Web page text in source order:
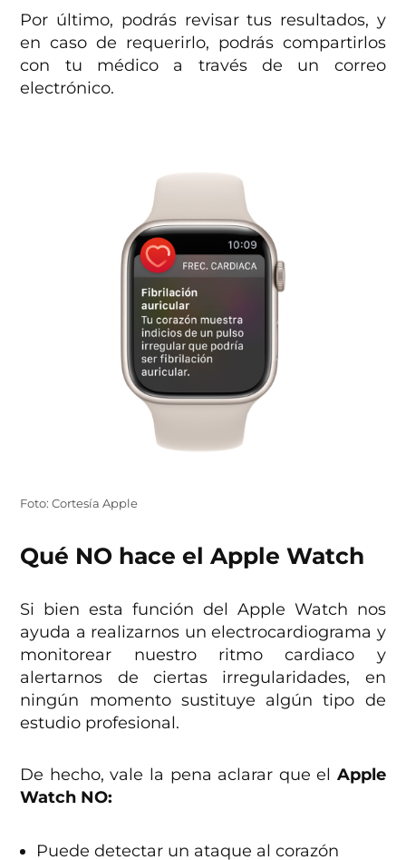
Por último, podrás revisar tus resultados, y
en caso de requerirlo, podrás compartirlos
con tu médico a través de un correo
electrónico.
Foto: Cortesía Apple
Qué NO hace el Apple Watch
Si bien esta función del Apple Watch nos
ayuda a realizarnos un electrocardiograma y
monitorear nuestro ritmo cardiaco y
alertarnos de ciertas irregularidades, en
ningún momento sustituye algún tipo de
estudio profesional.
De hecho, vale la pena aclarar que el Apple
Watch NO:
Puede detectar un ataque al corazón